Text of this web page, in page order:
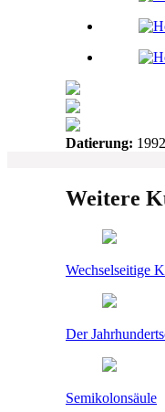
Datierung: 1992
Weitere
Wechselseitige
Der
Semikolonsäule